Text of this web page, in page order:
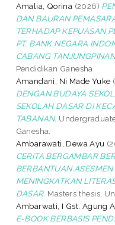
Amalia, Qorina (2026)
DAN BAURAN
TERHADAP KEPUASAN
PT. BANK NEGARA
CABANG
Pendidikan Ganesha.
Amandani, Ni Made Yuke
DENGAN BUDAYA
SEKOLAH DASAR DI
TABANAN.
Ganesha.
Ambarawati, Dewa Ayu
CERITA BERGAMBAR
BERBANTUAN
MENINGKATKAN
DASAR. Masters thesis,
Ambarwati, I Gst. Agung
E-BOOK BERBASIS